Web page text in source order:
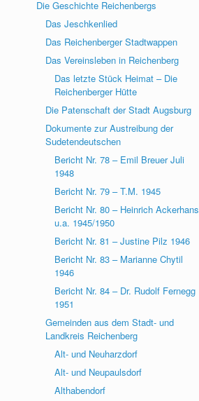
Die Geschichte Reichenbergs
Das Jeschkenlied
Das Reichenberger Stadtwappen
Das Vereinsleben in Reichenberg
Das letzte Stück Heimat – Die
Reichenberger Hütte
Die Patenschaft der Stadt Augsburg
Dokumente zur Austreibung der
Sudetendeutschen
Bericht Nr. 78 – Emil Breuer Juli
1948
Bericht Nr. 79 – T.M. 1945
Bericht Nr. 80 – Heinrich Ackerhans
u.a. 1945/1950
Bericht Nr. 81 – Justine Pilz 1946
Bericht Nr. 83 – Marianne Chytil
1946
Bericht Nr. 84 – Dr. Rudolf Fernegg
1951
Gemeinden aus dem Stadt- und
Landkreis Reichenberg
Alt- und Neuharzdorf
Alt- und Neupaulsdorf
Althabendorf